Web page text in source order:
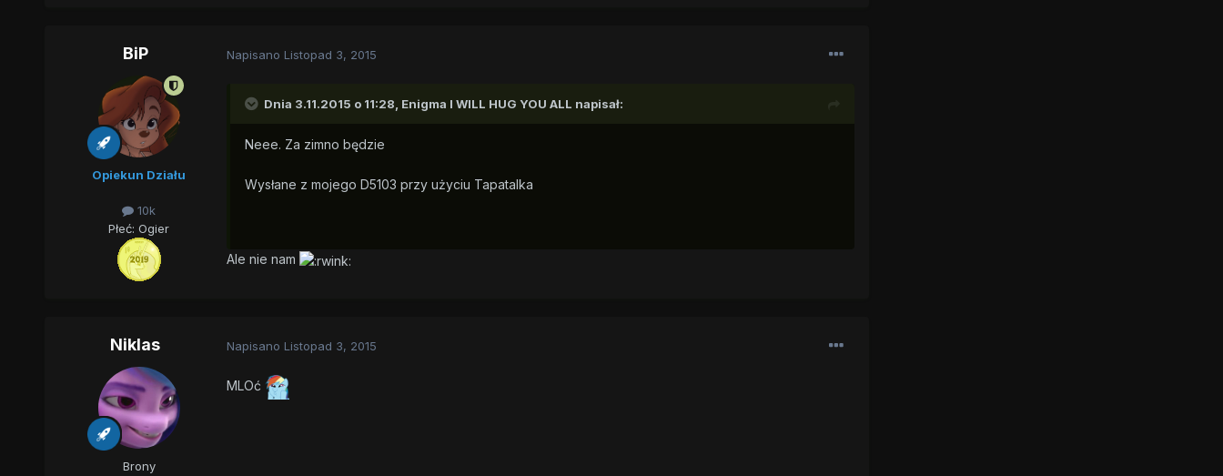
BiP
Opiekun Działu
10k
Płeć: Ogier
Napisano Listopad 3, 2015
Dnia 3.11.2015 o 11:28, Enigma I WILL HUG YOU ALL napisał:
Neee. Za zimno będzie
Wysłane z mojego D5103 przy użyciu Tapatalka
Ale nie nam
Niklas
Brony
Napisano Listopad 3, 2015
MLOć